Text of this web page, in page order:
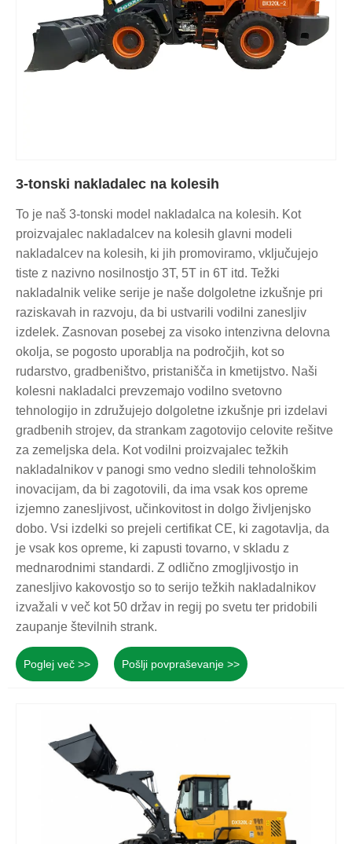
3-tonski nakladalec na kolesih
To je naš 3-tonski model nakladalca na kolesih. Kot
proizvajalec nakladalcev na kolesih glavni modeli
nakladalcev na kolesih, ki jih promoviramo, vključujejo
tiste z nazivno nosilnostjo 3T, 5T in 6T itd. Težki
nakladalnik velike serije je naše dolgoletne izkušnje pri
raziskavah in razvoju, da bi ustvarili vodilni zanesljiv
izdelek. Zasnovan posebej za visoko intenzivna delovna
okolja, se pogosto uporablja na področjih, kot so
rudarstvo, gradbeništvo, pristanišča in kmetijstvo. Naši
kolesni nakladalci prevzemajo vodilno svetovno
tehnologijo in združujejo dolgoletne izkušnje pri izdelavi
gradbenih strojev, da strankam zagotovijo celovite rešitve
za zemeljska dela. Kot vodilni proizvajalec težkih
nakladalnikov v panogi smo vedno sledili tehnološkim
inovacijam, da bi zagotovili, da ima vsak kos opreme
izjemno zanesljivost, učinkovitost in dolgo življenjsko
dobo. Vsi izdelki so prejeli certifikat CE, ki zagotavlja, da
je vsak kos opreme, ki zapusti tovarno, v skladu z
mednarodnimi standardi. Z odlično zmogljivostjo in
zanesljivo kakovostjo so to serijo težkih nakladalnikov
izvažali v več kot 50 držav in regij po svetu ter pridobili
zaupanje številnih strank.
Poglej več >> Pošlji povpraševanje >>